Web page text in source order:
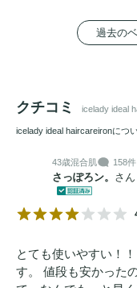
過去の
クチコミ icelady ideal
icelady ideal haircareironにつ
43歳混合肌 158件
さっぽろン。 さん
とても使いやすい！
す。 値段も安かった